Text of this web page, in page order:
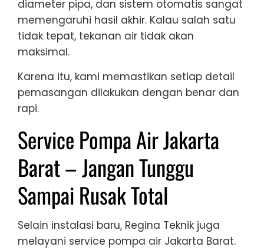
diameter pipa, dan sistem otomatis sangat
memengaruhi hasil akhir. Kalau salah satu
tidak tepat, tekanan air tidak akan
maksimal.
Karena itu, kami memastikan setiap detail
pemasangan dilakukan dengan benar dan
rapi.
Service Pompa Air Jakarta
Barat – Jangan Tunggu
Sampai Rusak Total
Selain instalasi baru, Regina Teknik juga
melayani service pompa air Jakarta Barat.